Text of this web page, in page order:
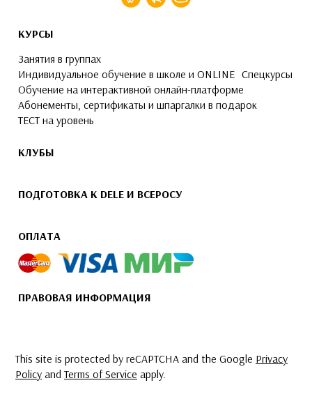
КУРСЫ
Занятия в группах
Индивидуальное обучение в школе и ONLINE Спецкурсы
Обучение на интерактивной онлайн-платформе
Абонементы, сертификаты и шпаргалки в подарок
ТЕСТ на уровень
КЛУБЫ
ПОДГОТОВКА К DELE И ВСЕРОСУ
ОПЛАТА
ПРАВОВАЯ ИНФОРМАЦИЯ
This site is protected by reCAPTCHA and the Google Privacy
Policy andTerms of Service apply.